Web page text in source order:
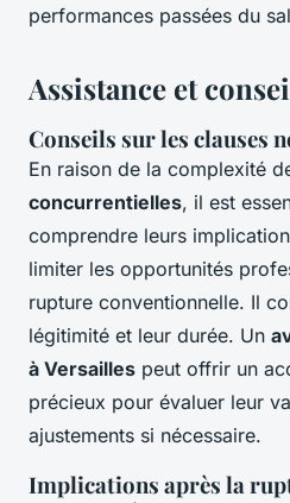
performances passées du
Assistance et
Conseils sur les clauses
En raison de la complexité
concurrentielles, il est
comprendre leurs
limiter les opportunités
rupture conventionnelle. Il
légitimité et leur durée. Un
à Versailles peut offrir un
précieux pour évaluer leur
ajustements si nécessaire.
Implications après la